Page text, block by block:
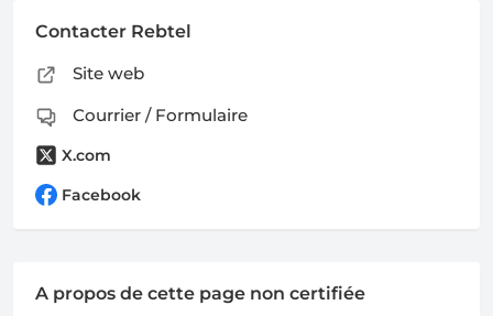
Contacter Rebtel
Site web
Courrier / Formulaire
X.com
Facebook
A propos de cette page non certifiée